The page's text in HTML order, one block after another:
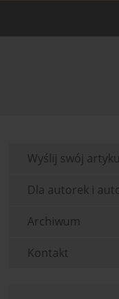
Wyślij swój
Dla autorek i
Archiwum
Kontakt